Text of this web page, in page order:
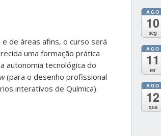
de áreas afins, o curso será
uma formação prática
autonomia tecnológica do
(para o desenho profissional
interativos de Química).
AGO
10
seg
AGO
11
ter
AGO
12
qua